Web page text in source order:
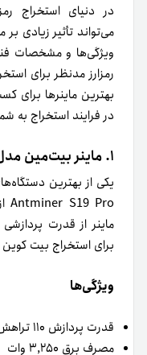
در دنیای استخراج
می‌تواند تأثیر زیادی
ویژگی‌ها و مشخصات
بهترین ماینرها برای
در فرایند استخراج به
۱. ماینر بیت‌مین مدل Antminer S19 Pro
یکی از بهترین
ماینر از قدرت
برای استخراج بیت
ویژگی‌ها
قدرت پردازش ۱۱۰ تراهش‌برثانیه
مصرف برق ۳,۲۵۰ وات